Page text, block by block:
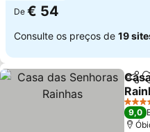
De € 54
Consulte os preços de 19
4
9,0